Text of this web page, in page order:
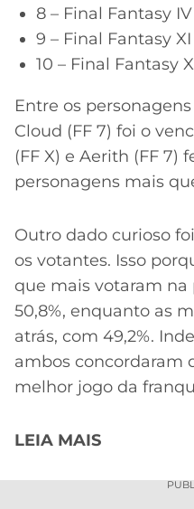
8 – Final Fantasy IV
9 – Final Fantasy XI
10 – Final Fantasy
Entre os
Cloud (FF 7) foi o
(FF X) e Aerith (FF 7)
personagens mais
Outro dado curioso
os votantes. Isso
que mais votaram na
50,8%, enquanto as
atrás, com 49,2%.
ambos concordaram
melhor jogo da
LEIA MAIS